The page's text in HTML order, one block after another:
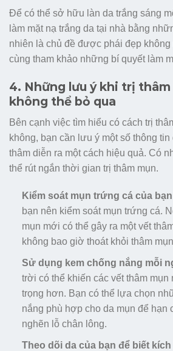
Để có thể sở hữu làn da trắng sáng
làm mặt nạ trắng da tại nhà bằng
nhiên là chủ đề được phái đẹp
cùng tham khảo những bí quyết làm
4. Những lưu ý khi trị thâm
không thể bỏ qua
Bên cạnh việc tìm hiểu có cách trị
không, bạn cần lưu ý một số thông
thâm diễn ra một cách hiệu quả. Có
thể rút ngắn thời gian trị thâm mụn.
Kiểm soát mụn trứng cá của
bạn nên kiểm soát mụn trứng cá.
mụn mới có thể gây ra một vết
không bao giờ thoát khỏi thâm
Sử dụng kem chống nắng mỗi
trời có thể khiến các vết thâm mụn
trọng hơn. Bạn có thể lựa chọn
nắng phù hợp cho da mụn để hạn
nghẽn lỗ chân lông.
Theo dõi da của bạn để biết